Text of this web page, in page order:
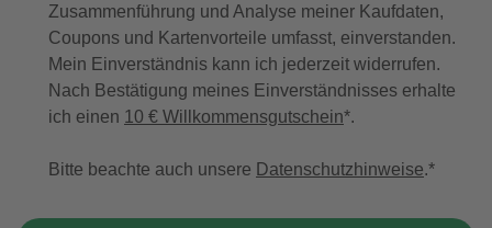
Zusammenführung und Analyse meiner Kaufdaten,
Coupons und Kartenvorteile umfasst, einverstanden.
Mein Einverständnis kann ich jederzeit widerrufen.
Nach Bestätigung meines Einverständnisses erhalte
ich einen 10 € Willkommensgutschein*.
Bitte beachte auch unsere Datenschutzhinweise.